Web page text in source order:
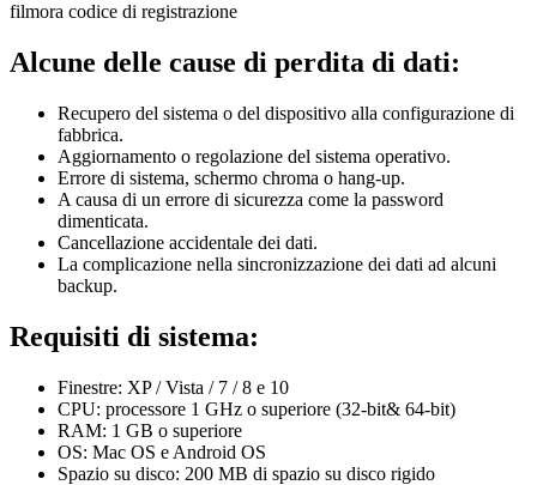
filmora codice di registrazione
Alcune delle cause di perdita di dati:
Recupero del sistema o del dispositivo alla configurazione di
fabbrica.
Aggiornamento o regolazione del sistema operativo.
Errore di sistema, schermo chroma o hang-up.
A causa di un errore di sicurezza come la password
dimenticata.
Cancellazione accidentale dei dati.
La complicazione nella sincronizzazione dei dati ad alcuni
backup.
Requisiti di sistema:
Finestre: XP / Vista / 7 / 8 e 10
CPU: processore 1 GHz o superiore (32-bit& 64-bit)
RAM: 1 GB o superiore
OS: Mac OS e Android OS
Spazio su disco: 200 MB di spazio su disco rigido